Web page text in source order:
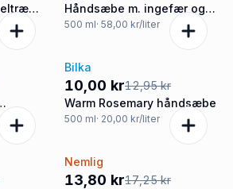
Håndsæbe m. ingefær og
citrongræs
500 ml· 58,00 kr/liter
-23%
Bilka
10,00 kr12,95 kr
Warm Rosemary håndsæbe
500 ml· 20,00 kr/liter
-20%
Nemlig
13,80 kr17,25 kr